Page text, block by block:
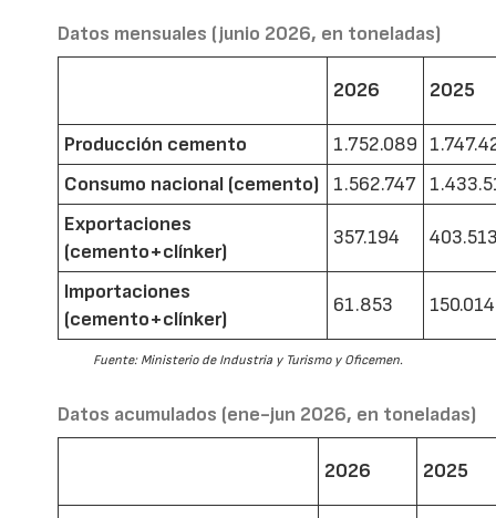
Datos mensuales (junio 2026, en toneladas)
2026 2025
Producción cemento 1.752.089
Consumo nacional (cemento)
1.562.747
Exportaciones
(cemento+clínker)
357.194
Importaciones
(cemento+clínker)
61.853 150.014
Fuente: Ministerio de Industria y Turismo y Oficemen.
Datos acumulados (ene-jun 2026, en toneladas)
2026 2025